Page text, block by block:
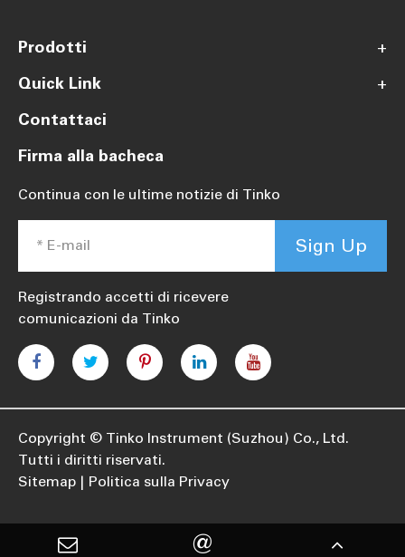
Prodotti
+
Quick Link
+
Contattaci
Firma alla bacheca
Continua con le ultime notizie di Tinko
Sign Up
Registrando accetti di ricevere
comunicazioni da Tinko
Copyright © Tinko Instrument (Suzhou) Co., Ltd.
Tutti i diritti riservati.
Sitemap
Politica sulla Privacy
@